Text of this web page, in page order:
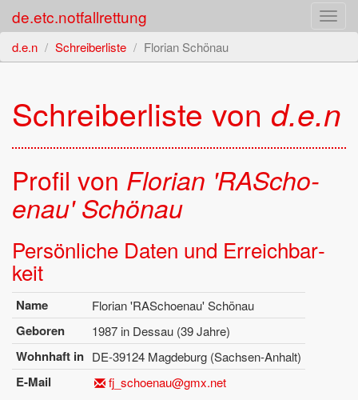
de.etc.notfallrettung
d.e.n Schreiberliste Florian Schönau
Schrei­ber­lis­te von d.e.n
Pro­fil von Flo­ri­an 'RA­Scho­
enau' Schö­nau
Per­sön­li­che Daten und Er­reich­bar­
keit
Name Flo­ri­an 'RA­Scho­enau' Schö­nau
Ge­bo­ren 1987 in Des­sau (39 Jahre)
Wohn­haft in DE-39124 Mag­de­burg (Sach­sen-An­halt)
E-Mail fj_​schoenau@​gmx.​net